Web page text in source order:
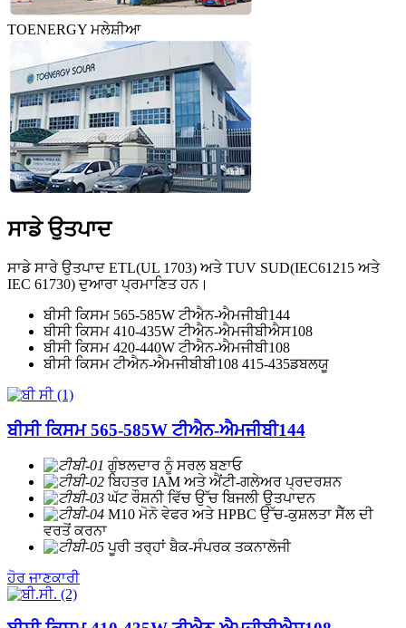
TOENERGY ਮਲੇਸ਼ੀਆ
ਸਾਡੇ ਉਤਪਾਦ
ਸਾਡੇ ਸਾਰੇ ਉਤਪਾਦ ETL(UL 1703) ਅਤੇ TUV SUD(IEC61215 ਅਤੇ
IEC 61730) ਦੁਆਰਾ ਪ੍ਰਮਾਣਿਤ ਹਨ।
ਬੀਸੀ ਕਿਸਮ 565-585W ਟੀਐਨ-ਐਮਜੀਬੀ144
ਬੀਸੀ ਕਿਸਮ 410-435W ਟੀਐਨ-ਐਮਜੀਬੀਐਸ108
ਬੀਸੀ ਕਿਸਮ 420-440W ਟੀਐਨ-ਐਮਜੀਬੀ108
ਬੀਸੀ ਕਿਸਮ ਟੀਐਨ-ਐਮਜੀਬੀਬੀ108 415-435ਡਬਲਯੂ
ਬੀਸੀ ਕਿਸਮ 565-585W ਟੀਐਨ-ਐਮਜੀਬੀ144
ਗੁੰਝਲਦਾਰ ਨੂੰ ਸਰਲ ਬਣਾਓ
ਬਿਹਤਰ IAM ਅਤੇ ਐਂਟੀ-ਗਲੇਅਰ ਪ੍ਰਦਰਸ਼ਨ
ਘੱਟ ਰੌਸ਼ਨੀ ਵਿੱਚ ਉੱਚ ਬਿਜਲੀ ਉਤਪਾਦਨ
M10 ਮੋਨੋ ਵੇਫਰ ਅਤੇ HPBC ਉੱਚ-ਕੁਸ਼ਲਤਾ ਸੈੱਲ ਦੀ
ਵਰਤੋਂ ਕਰਨਾ
ਪੂਰੀ ਤਰ੍ਹਾਂ ਬੈਕ-ਸੰਪਰਕ ਤਕਨਾਲੋਜੀ
ਹੋਰ ਜਾਣਕਾਰੀ